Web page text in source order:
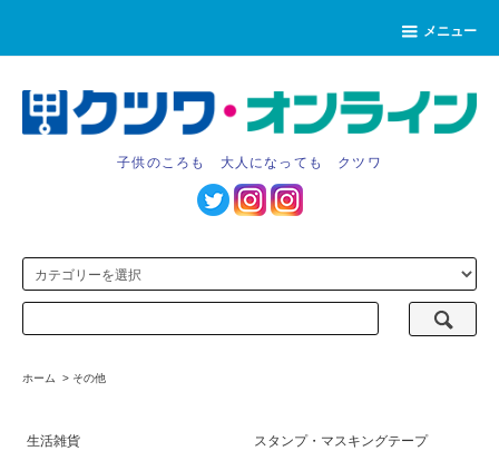
メニュー
子供のころも 大人になっても クツワ
ホーム > その他
生活雑貨
スタンプ・マスキングテープ